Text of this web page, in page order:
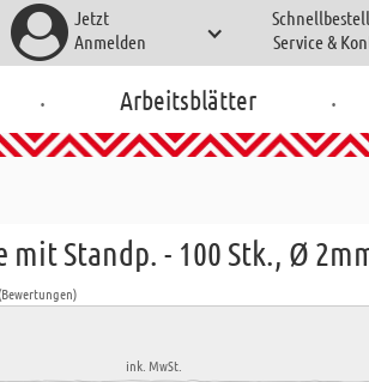
Jetzt
Anmelden
Service &
. Arbeitsblätter .
mit Standp. - 100 Stk., Ø
(Bewertungen)
ink. MwSt.